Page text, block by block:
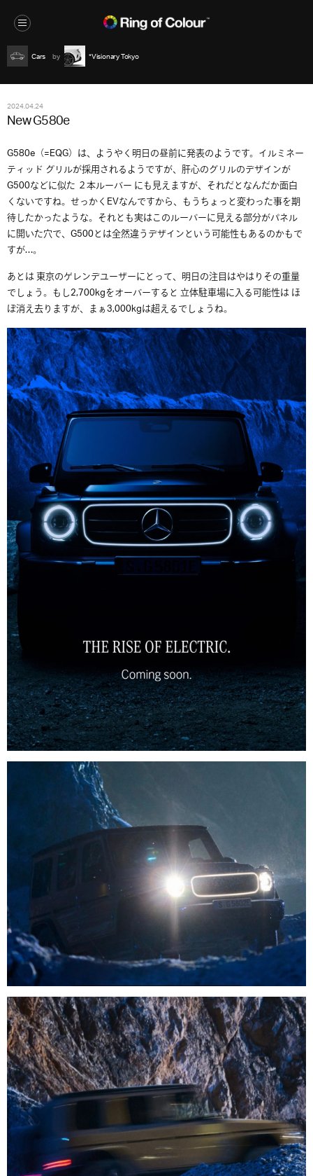
Cars *Visionary Tokyo
2024.04.24
New G580e
G580e（=EQG）は、ようやく明日の昼前に発表のようです。イルミネー
ティッド グリルが採用されるようですが、肝心のグリルのデザインが
G500などに似た ２本ルーバー にも見えますが、それだとなんだか面白
くないですね。せっかくEVなんですから、もうちょっと変わった事を期
待したかったような。それとも実はこのルーバーに見える部分がパネル
に開いた穴で、G500とは全然違うデザインという可能性もあるのかもで
すが…。
あとは 東京のゲレンデユーザーにとって、明日の注目はやはりその重量
でしょう。もし2,700kgをオーバーすると 立体駐車場に入る可能性は ほ
ぼ消え去りますが、まぁ3,000kgは超えるでしょうね。